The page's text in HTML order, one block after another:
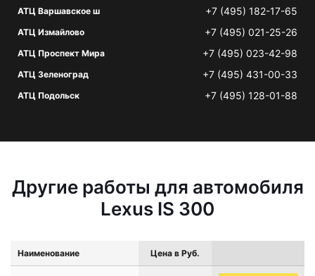
АТЦ Варшавское ш +7 (495) 182-17-65
АТЦ Измайлово +7 (495) 021-25-26
АТЦ Проспект Мира +7 (495) 023-42-98
АТЦ Зеленоград +7 (495) 431-00-33
АТЦ Подольск +7 (495) 128-01-88
Другие работы для автомобиля
Lexus IS 300
Наименование Цена в Руб.